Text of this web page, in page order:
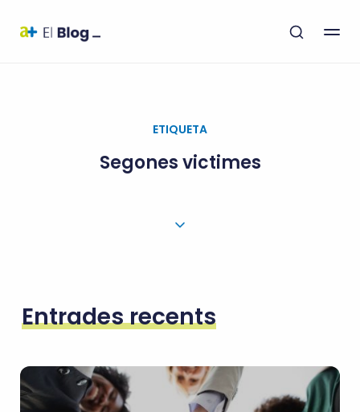
ETIQUETA
Segones victimes
Entrades recents